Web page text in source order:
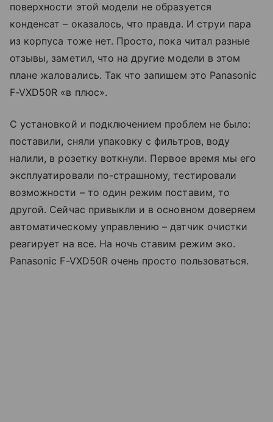
поверхности этой модели не образуется
конденсат – оказалось, что правда. И струи пара
из корпуса тоже нет. Просто, пока читал разные
отзывы, заметил, что на другие модели в этом
плане жаловались. Так что запишем это Panasonic
F-VXD50R «в плюс».
С установкой и подключением проблем не было:
поставили, сняли упаковку с фильтров, воду
налили, в розетку воткнули. Первое время мы его
эксплуатировали по-страшному, тестировали
возможности – то один режим поставим, то
другой. Сейчас привыкли и в основном доверяем
автоматическому управлению – датчик очистки
реагирует на все. На ночь ставим режим эко.
Panasonic F-VXD50R очень просто пользоваться.